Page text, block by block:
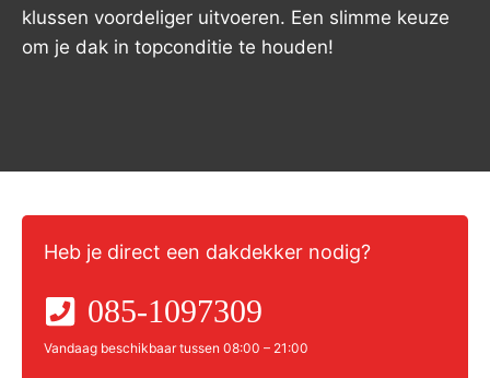
klussen voordeliger uitvoeren. Een slimme keuze
om je dak in topconditie te houden!
Heb je direct een dakdekker nodig?
085-1097309
Vandaag beschikbaar tussen 08:00 – 21:00